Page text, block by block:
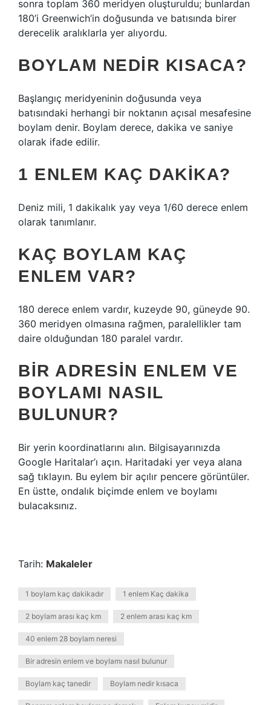
sonra toplam 360 meridyen oluşturuldu; bunlardan
180’i Greenwich’in doğusunda ve batısında birer
derecelik aralıklarla yer alıyordu.
BOYLAM NEDIR KISACA?
Başlangıç ​​meridyeninin doğusunda veya
batısındaki herhangi bir noktanın açısal mesafesine
boylam denir. Boylam derece, dakika ve saniye
olarak ifade edilir.
1 ENLEM KAÇ DAKIKA?
Deniz mili, 1 dakikalık yay veya 1/60 derece enlem
olarak tanımlanır.
KAÇ BOYLAM KAÇ
ENLEM VAR?
180 derece enlem vardır, kuzeyde 90, güneyde 90.
360 meridyen olmasına rağmen, paralellikler tam
daire olduğundan 180 paralel vardır.
BIR ADRESIN ENLEM VE
BOYLAMI NASIL
BULUNUR?
Bir yerin koordinatlarını alın. Bilgisayarınızda
Google Haritalar’ı açın. Haritadaki yer veya alana
sağ tıklayın. Bu eylem bir açılır pencere görüntüler.
En üstte, ondalık biçimde enlem ve boylamı
bulacaksınız.
Tarih: Makaleler
1 boylam kaç dakikadır 1 enlem Kaç dakika
2 boylam arası kaç km 2 enlem arası kaç km
40 enlem 28 boylam neresi
Bir adresin enlem ve boylamı nasıl bulunur
Boylam kaç tanedir Boylam nedir kısaca